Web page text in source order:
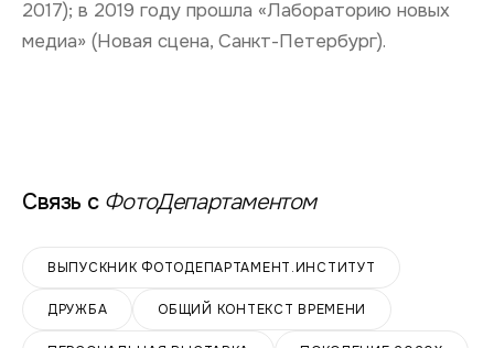
2017); в 2019 году прошла «Лабораторию новых
медиа» (Новая сцена, Санкт-Петербург).
Связь с ФотоДепартаментом
ВЫПУСКНИК ФОТОДЕПАРТАМЕНТ.ИНСТИТУТ
ДРУЖБА ОБЩИЙ КОНТЕКСТ ВРЕМЕНИ